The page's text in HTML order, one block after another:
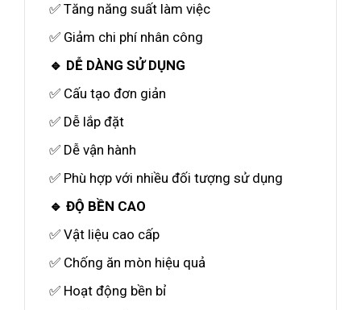
✅ Tăng năng suất làm việc
✅ Giảm chi phí nhân công
🔹 DỄ DÀNG SỬ DỤNG
✅ Cấu tạo đơn giản
✅ Dễ lắp đặt
✅ Dễ vận hành
✅ Phù hợp với nhiều đối tượng sử dụng
🔹 ĐỘ BỀN CAO
✅ Vật liệu cao cấp
✅ Chống ăn mòn hiệu quả
✅ Hoạt động bền bỉ